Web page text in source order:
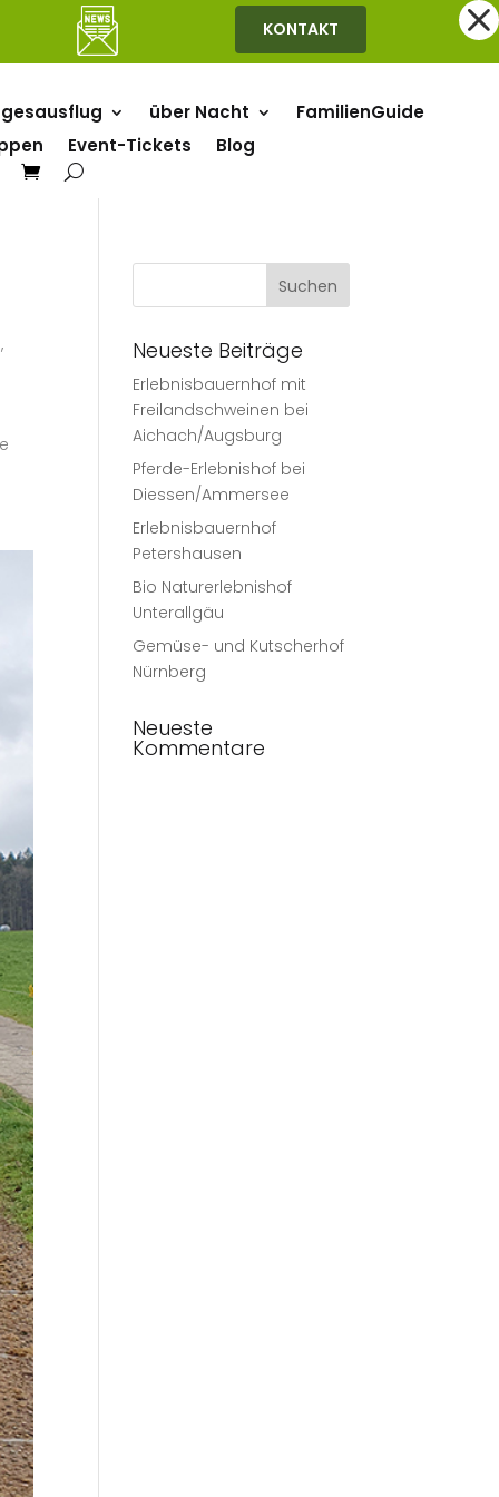
KONTAKT
über Nacht
FamilienGuide
Event-Tickets Blog
, Neueste Beiträge
Erlebnisbauernhof mit
Freilandschweinen bei
Aichach/Augsburg
Pferde-Erlebnishof bei
Diessen/Ammersee
Erlebnisbauernhof
Petershausen
Bio Naturerlebnishof
Unterallgäu
Gemüse- und Kutscherhof
Nürnberg
Neueste
Kommentare